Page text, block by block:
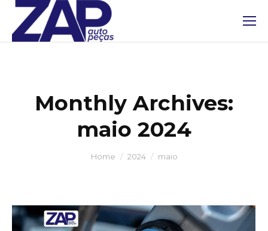
Monthly Archives:
maio 2024
Home 2024 maio